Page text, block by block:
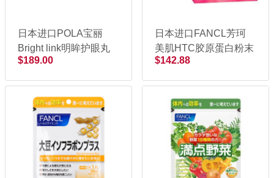
日本进口POLA宝丽
Bright link明眸护眼丸
180粒
$189.00
日本进口FANCL芳珂
美肌HTC胶原蛋白粉末
冲剂 3.4gx90袋
$142.88